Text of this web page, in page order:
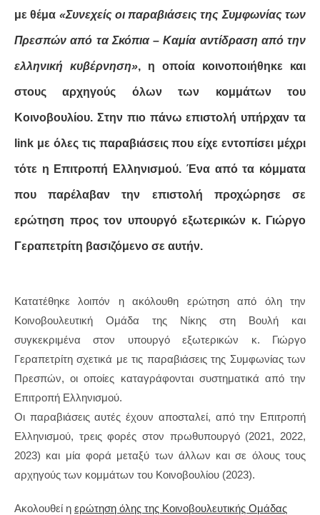
με θέμα «Συνεχείς οι παραβιάσεις της Συμφωνίας των
Πρεσπών από τα Σκόπια – Καμία αντίδραση από την
ελληνική κυβέρνηση», η οποία κοινοποιήθηκε και
στους αρχηγούς όλων των κομμάτων του
Κοινοβουλίου. Στην πιο πάνω επιστολή υπήρχαν τα
link με όλες τις παραβιάσεις που είχε εντοπίσει μέχρι
τότε η Επιτροπή Ελληνισμού. Ένα από τα κόμματα
που παρέλαβαν την επιστολή προχώρησε σε
ερώτηση προς τον υπουργό εξωτερικών κ. Γιώργο
Γεραπετρίτη βασιζόμενο σε αυτήν.
Κατατέθηκε λοιπόν η ακόλουθη ερώτηση από όλη την
Κοινοβουλευτική Ομάδα της Νίκης στη Βουλή και
συγκεκριμένα στον υπουργό εξωτερικών κ. Γιώργο
Γεραπετρίτη σχετικά με τις παραβιάσεις της Συμφωνίας των
Πρεσπών, οι οποίες καταγράφονται συστηματικά από την
Επιτροπή Ελληνισμού.
Οι παραβιάσεις αυτές έχουν αποσταλεί, από την Επιτροπή
Ελληνισμού, τρεις φορές στον πρωθυπουργό (2021, 2022,
2023) και μία φορά μεταξύ των άλλων και σε όλους τους
αρχηγούς των κομμάτων του Κοινοβουλίου (2023).
Ακολουθεί η ερώτηση όλης της Κοινοβουλευτικής Ομάδας